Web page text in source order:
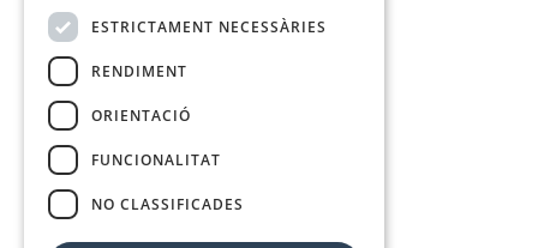
ESTRICTAMENT NECESSÀRIES
RENDIMENT
ORIENTACIÓ
FUNCIONALITAT
NO CLASSIFICADES